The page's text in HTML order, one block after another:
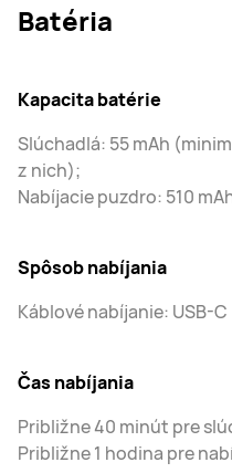
Batéria
Kapacita batérie
Slúchadlá: 55 mAh
z nich);
Nabíjacie puzdro: 510
Spôsob nabíjania
Káblové nabíjanie: USB-C
Čas nabíjania
Približne 40 minút pre
Približne 1 hodina pre